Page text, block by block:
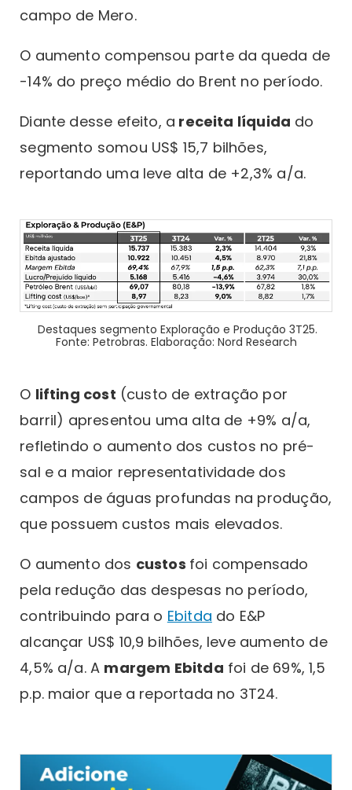
campo de Mero.
O aumento compensou parte da queda de
-14% do preço médio do Brent no período.
Diante desse efeito, a receita líquida do
segmento somou US$ 15,7 bilhões,
reportando uma leve alta de +2,3% a/a.
Destaques segmento Exploração e Produção 3T25.
Fonte: Petrobras. Elaboração: Nord Research
O lifting cost (custo de extração por
barril) apresentou uma alta de +9% a/a,
refletindo o aumento dos custos no pré-
sal e a maior representatividade dos
campos de águas profundas na produção,
que possuem custos mais elevados.
O aumento dos custos foi compensado
pela redução das despesas no período,
contribuindo para o Ebitda do E&P
alcançar US$ 10,9 bilhões, leve aumento de
4,5% a/a. A margem Ebitda foi de 69%, 1,5
p.p. maior que a reportada no 3T24.